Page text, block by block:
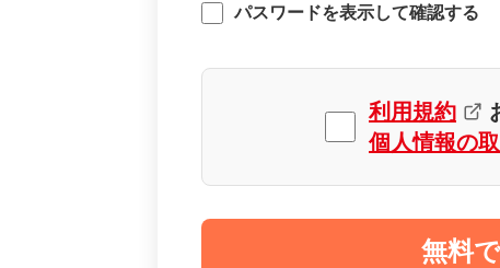
パスワードを表示して確認する
利用規約
個人情報の
無料